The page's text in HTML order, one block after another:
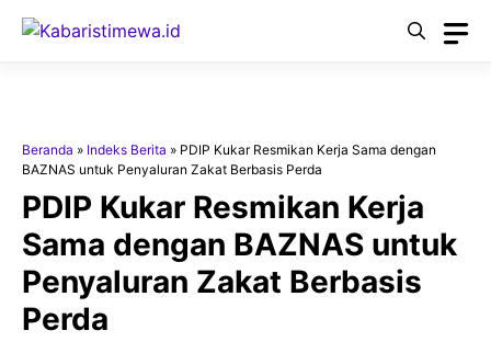
Langsung
Beranda » Indeks Berita » PDIP Kukar Resmikan Kerja Sama dengan
BAZNAS untuk Penyaluran Zakat Berbasis Perda
PDIP Kukar Resmikan Kerja
Sama dengan BAZNAS untuk
Penyaluran Zakat Berbasis
Perda